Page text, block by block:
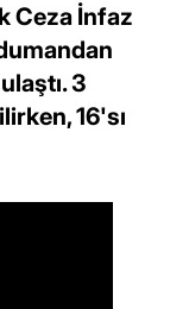
Ceza İnfaz
3
16'sı